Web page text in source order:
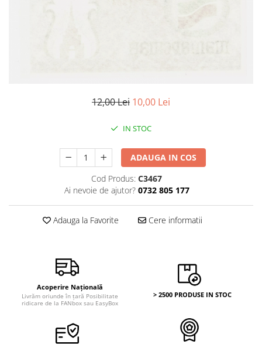
Monede Asia
12,00 Lei 10,00 Lei
IN STOC
ADAUGA IN COS
Cod Produs: C3467
Ai nevoie de ajutor? 0732 805 177
Adauga la Favorite Cere informatii
Acoperire Națională
Livrăm oriunde în țară Posibilitate
ridicare de la FANbox sau EasyBox
> 2500 PRODUSE IN STOC